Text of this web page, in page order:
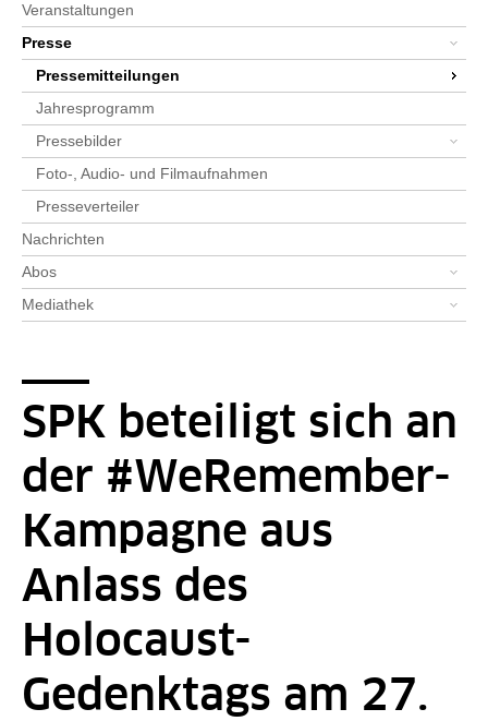
Veranstaltungen
Presse
Pressemitteilungen
Jahresprogramm
Pressebilder
Foto-, Audio- und Filmaufnahmen
Presseverteiler
Nachrichten
Abos
Mediathek
SPK beteiligt sich an
der #WeRemember-
Kampagne aus
Anlass des
Holocaust-
Gedenktags am 27.